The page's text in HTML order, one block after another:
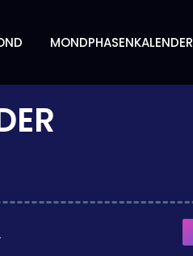
MONDPHASENKALENDER